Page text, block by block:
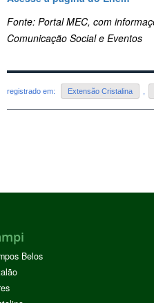
Fonte: Portal MEC, com
Comunicação Social e Eventos
registrado em: Extensão Cristalina
Belos